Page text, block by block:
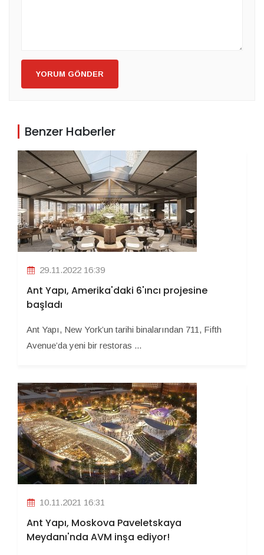
YORUM GÖNDER
Benzer Haberler
29.11.2022 16:39
Ant Yapı, Amerika'daki 6'ıncı projesine
başladı
Ant Yapı, New York’un tarihi binalarından 711, Fifth
Avenue’da yeni bir restoras ...
10.11.2021 16:31
Ant Yapı, Moskova Paveletskaya
Meydanı'nda AVM inşa ediyor!